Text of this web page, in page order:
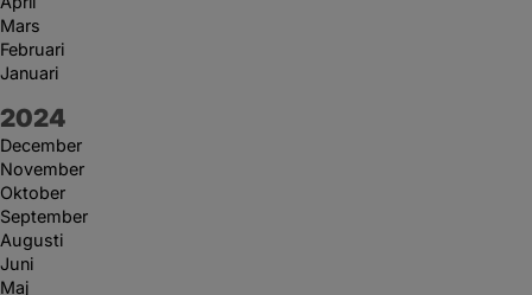
Mars
Februari
Januari
År:
2024
December
November
Oktober
September
Augusti
Juni
Maj